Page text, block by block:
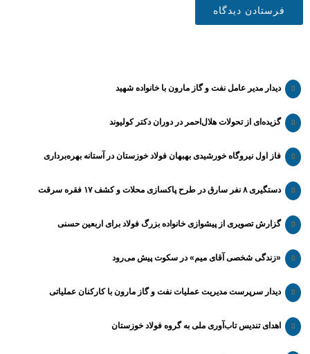
دیدار مدیر عامل نفت و گاز مارون با خانواده شهید
گزیده‌ای از تحولات هلال‌احمر در دوران دکتر کولیوند
فاز اول نیروگاه خورشیدی بهبهان فولاد خوزستان در آستانه بهره‌برداری
دستگیری ۸ نفر سارق در طرح پاکسازی محلات و کشف ۱۷ فقره سرقت
گزارش تصویری از پیشوازی خانواده بزرگ فولاد برای اربعین حسنی
«زندگی شخصی آقای میم» در سکوت پیش می‌رود
دیدار سرپرست مدیریت عملیات نفت و گاز مارون با کارکنان عملیاتی
اهدای تندیس تاب‌آوری ملی به گروه فولاد خوزستان